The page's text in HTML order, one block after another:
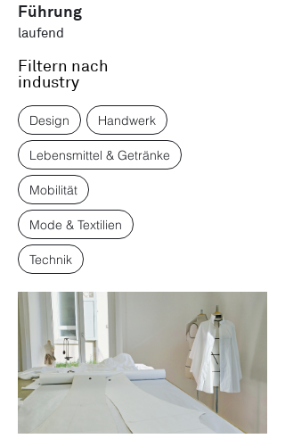
Führung
laufend
Filtern nach
industry
Design Handwerk
Lebensmittel & Getränke
Mobilität
Mode & Textilien
Technik